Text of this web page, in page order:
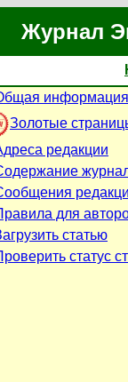
Журнал
Золотые
редакции
для
статью
статус